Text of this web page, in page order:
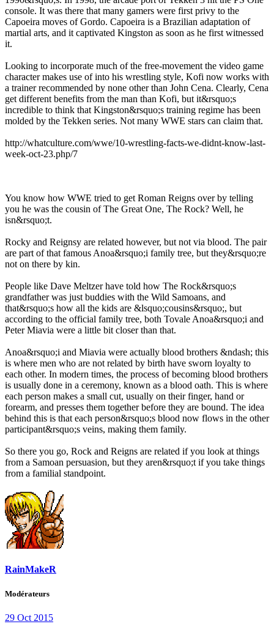
console. It was there that many gamers were first privy to the
Capoeira moves of Gordo. Capoeira is a Brazilian adaptation of
martial arts, and it captivated Kingston as soon as he first witnessed
it.
Looking to incorporate much of the free-movement the video game
character makes use of into his wrestling style, Kofi now works with
a trainer recommended by none other than John Cena. Clearly, Cena
get different benefits from the man than Kofi, but it&rsquo;s
incredible to think that Kingston&rsquo;s training regime has been
molded by the Tekken series. Not many WWE stars can claim that.
http://whatculture.com/wwe/10-wrestling-facts-we-didnt-know-last-
week-oct-23.php/7
You know how WWE tried to get Roman Reigns over by telling
you he was the cousin of The Great One, The Rock? Well, he
isn&rsquo;t.
Rocky and Reignsy are related however, but not via blood. The pair
are part of that famous Anoa&rsquo;i family tree, but they&rsquo;re
not on there by kin.
People like Dave Meltzer have told how The Rock&rsquo;s
grandfather was just buddies with the Wild Samoans, and
that&rsquo;s how all the kids are &lsquo;cousins&rsquo;, but
according to the official family tree, both Tovale Anoa&rsquo;i and
Peter Miavia were a little bit closer than that.
Anoa&rsquo;i and Miavia were actually blood brothers &ndash; this
is where men who are not related by birth have sworn loyalty to
each other. In modern times, the process of becoming blood brothers
is usually done in a ceremony, known as a blood oath. This is where
each person makes a small cut, usually on their finger, hand or
forearm, and presses them together before they are bound. The idea
behind this is that each person&rsquo;s blood now flows in the other
participant&rsquo;s veins, making them family.
So there you go, Rock and Reigns are related if you look at things
from a Samoan persuasion, but they aren&rsquo;t if you take things
from a familial standpoint.
RainMakeR
Modérateurs
29 Oct 2015